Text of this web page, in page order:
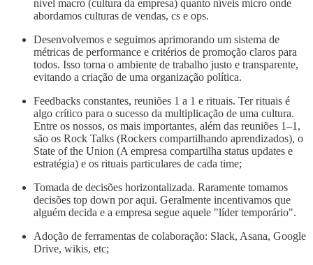
nível macro (cultura da empresa) quanto níveis micro onde
abordamos culturas de vendas, cs e ops.
Desenvolvemos e seguimos aprimorando um sistema de
métricas de performance e critérios de promoção claros para
todos. Isso torna o ambiente de trabalho justo e transparente,
evitando a criação de uma organização política.
Feedbacks constantes, reuniões 1 a 1 e rituais. Ter rituais é
algo crítico para o sucesso da multiplicação de uma cultura.
Entre os nossos, os mais importantes, além das reuniões 1–1,
são os Rock Talks (Rockers compartilhando aprendizados), o
State of the Union (A empresa compartilha status updates e
estratégia) e os rituais particulares de cada time;
Tomada de decisões horizontalizada. Raramente tomamos
decisões top down por aqui. Geralmente incentivamos que
alguém decida e a empresa segue aquele "líder temporário".
Adoção de ferramentas de colaboração: Slack, Asana, Google
Drive, wikis, etc;